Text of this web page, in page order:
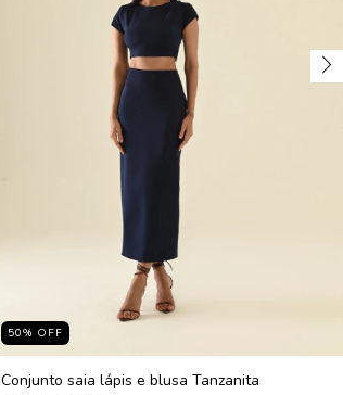
50% OFF
Conjunto saia lápis e blusa Tanzanita